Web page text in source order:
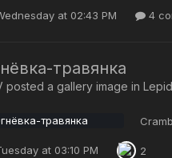
at 02:43 PM 4
травянка
posted a gallery image in
at 03:10 PM 2